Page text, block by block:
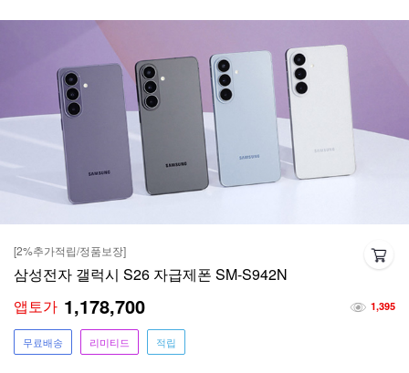
[2%추가적립/정품보장]
삼성전자 갤럭시 S26 자급제폰 SM-S942N
1,395
앱토가 1,178,700
무료배송 리미티드 적립